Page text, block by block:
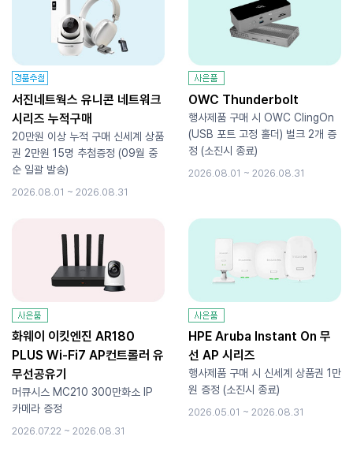
서진네트웍스 유니콘 네트워크
시리즈 누적구매
20만원 이상 누적 구매 신세계 상품
권 2만원 15명 추첨증정 (09월 중
순 일괄 발송)
2026.08.01 ~ 2026.08.31
OWC Thunderbolt
행사제품 구매 시 OWC ClingOn
(USB 포트 고정 홀더) 벌크 2개 증
정 (소진시 종료)
2026.08.01 ~ 2026.08.31
화웨이 이킷엔진 AR180
PLUS Wi-Fi7 AP컨트롤러 유
무선공유기
머큐시스 MC210 300만화소 IP
카메라 증정
2026.07.22 ~ 2026.08.31
HPE Aruba Instant On 무
선 AP 시리즈
행사제품 구매 시 신세계 상품권 1만
원 증정 (소진시 종료)
2026.05.01 ~ 2026.08.31